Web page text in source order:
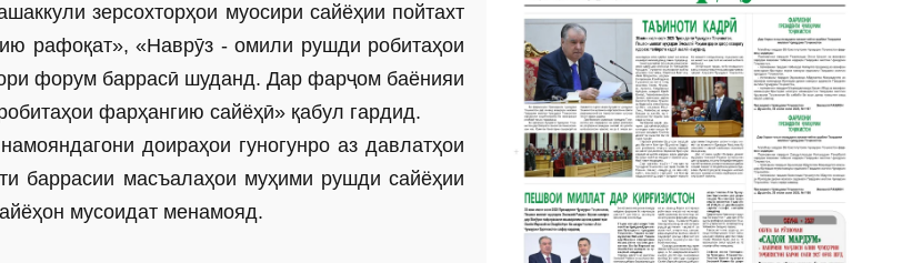
зерсохторҳои муосири сайёҳии пойтахт
рафоқат», «Наврӯз - омили рушди робитаҳои
форум баррасӣ шуданд. Дар фарҷом баёнияи
фарҳангию сайёҳӣ» қабул гардид.
доираҳои гуногунро аз давлатҳои
баррасии масъалаҳои муҳими рушди сайёҳии
мусоидат менамояд.